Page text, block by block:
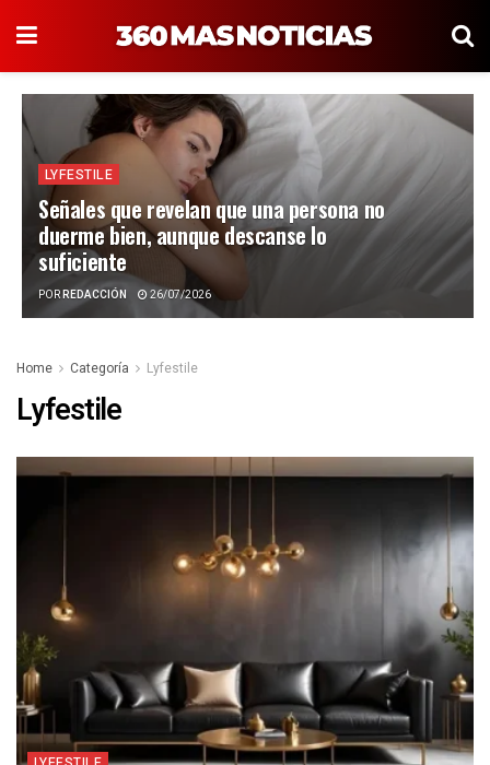
LYFESTILE
Señales que revelan que una persona no
duerme bien, aunque descanse lo
suficiente
PORREDACCIÓN 26/07/2026
Home Categoría Lyfestile
Lyfestile